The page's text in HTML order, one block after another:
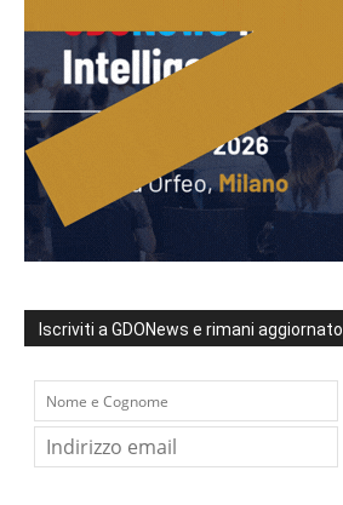
Iscriviti a GDONews e rimani aggiornato